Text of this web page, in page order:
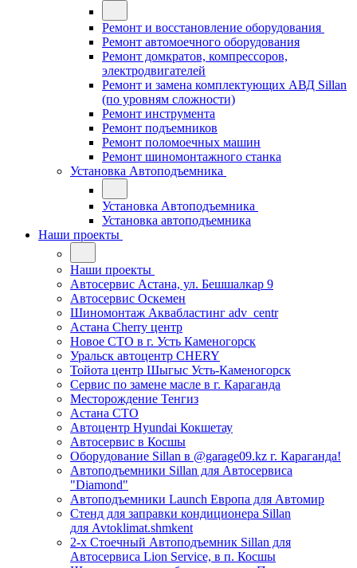
Ремонт и восстановление оборудования
Ремонт автомоечного оборудования
Ремонт домкратов, компрессоров,
электродвигателей
Ремонт и замена комплектующих АВД Sillan
(по уровням сложности)
Ремонт инструмента
Ремонт подъемников
Ремонт поломоечных машин
Ремонт шиномонтажного станка
Установка Автоподъемника
Установка Автоподъемника
Установка автоподъемника
Наши проекты
Наши проекты
Автосервис Астана, ул. Бешшалкар 9
Автосервис Оскемен
Шиномонтаж Аквабластинг adv_centr
Астана Cherry центр
Новое СТО в г. Усть Каменогорск
Уральск автоцентр CHERY
Тойота центр Шыгыс Усть-Каменогорск
Сервис по замене масле в г. Караганда
Месторождение Тенгиз
Астана СТО
Автоцентр Hyundai Кокшетау
Автосервис в Косшы
Оборудование Sillan в @garage09.kz г. Караганда!
Автоподъемники Sillan для Автосервиса
"Diamond"
Автоподъемники Launch Европа для Автомир
Стенд для заправки кондиционера Sillan
для Avtoklimat.shmkent
2-х Стоечный Автоподъемник Sillan для
Автосервиса Lion Service, в п. Косшы